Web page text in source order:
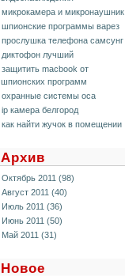
микрокамера и микронаушник
шпионские программы варез
прослушка телефона самсунг
диктофон лучший
защитить macbook от
шпионских программ
охранные системы оса
ip камера белгород
как найти жучок в помещении
Архив
Октябрь 2011 (98)
Август 2011 (40)
Июль 2011 (36)
Июнь 2011 (50)
Май 2011 (31)
Новое